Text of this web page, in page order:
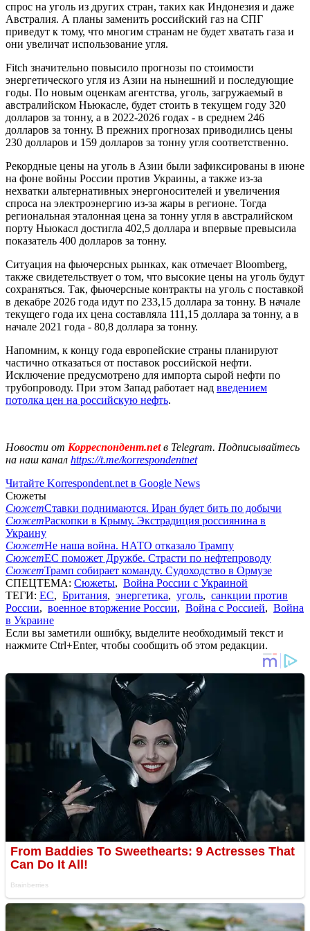
спрос на уголь из других стран, таких как Индонезия и даже
Австралия. А планы заменить российский газ на СПГ
приведут к тому, что многим странам не будет хватать газа и
они увеличат использование угля.
Fitch значительно повысило прогнозы по стоимости
энергетического угля из Азии на нынешний и последующие
годы. По новым оценкам агентства, уголь, загружаемый в
австралийском Ньюкасле, будет стоить в текущем году 320
долларов за тонну, а в 2022-2026 годах - в среднем 246
долларов за тонну. В прежних прогнозах приводились цены
230 долларов и 159 долларов за тонну угля соответственно.
Рекордные цены на уголь в Азии были зафиксированы в июне
на фоне войны России против Украины, а также из-за
нехватки альтернативных энергоносителей и увеличения
спроса на электроэнергию из-за жары в регионе. Тогда
региональная эталонная цена за тонну угля в австралийском
порту Ньюкасл достигла 402,5 доллара и впервые превысила
показатель 400 долларов за тонну.
Ситуация на фьючерсных рынках, как отмечает Bloomberg,
также свидетельствует о том, что высокие цены на уголь будут
сохраняться. Так, фьючерсные контракты на уголь с поставкой
в декабре 2026 года идут по 233,15 доллара за тонну. В начале
текущего года их цена составляла 111,15 доллара за тонну, а в
начале 2021 года - 80,8 доллара за тонну.
Напомним, к концу года европейские страны планируют
частично отказаться от поставок российской нефти.
Исключение предусмотрено для импорта сырой нефти по
трубопроводу. При этом Запад работает над введением
потолка цен на российскую нефть.
Новости от Корреспондент.netв Telegram. Подписывайтесь
на наш канал https://t.me/korrespondentnet
Читайте Korrespondent.net в Google News
Сюжеты
СюжетСтавки поднимаются. Иран будет бить по добычи
СюжетРаскопки в Крыму. Экстрадиция россиянина в
Украину
СюжетНе наша война. НАТО отказало Трампу
СюжетЕС поможет Дружбе. Страсти по нефтепроводу
СюжетТрамп собирает команду. Судоходство в Ормузе
СПЕЦТЕМА: Сюжеты, Война России с Украиной
ТЕГИ: ЕС, Британия, энергетика, уголь, санкции против
России, военное вторжение России, Война с Россией, Война
в Украине
Если вы заметили ошибку, выделите необходимый текст и
нажмите Ctrl+Enter, чтобы сообщить об этом редакции.